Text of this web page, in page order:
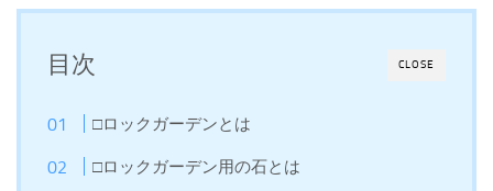
CLOSE
目次
□ロックガーデンとは
□ロックガーデン用の石とは